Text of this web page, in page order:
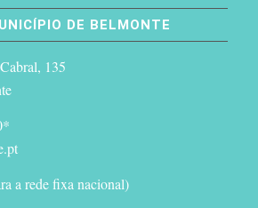
DE BELMONTE
135
a rede fixa nacional)